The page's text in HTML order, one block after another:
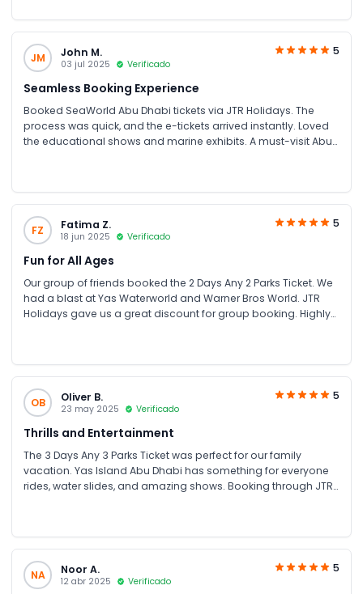
JM John M.
03 jul 2025 Verificado
5
Seamless Booking Experience
Booked SeaWorld Abu Dhabi tickets via JTR Holidays. The
process was quick, and the e-tickets arrived instantly. Loved
the educational shows and marine exhibits. A must-visit Abu
FZ Fatima Z.
18 jun 2025 Verificado
5
Fun for All Ages
Our group of friends booked the 2 Days Any 2 Parks Ticket. We
had a blast at Yas Waterworld and Warner Bros World. JTR
Holidays gave us a great discount for group booking. Highly
OB Oliver B.
23 may 2025 Verificado
5
Thrills and Entertainment
The 3 Days Any 3 Parks Ticket was perfect for our family
vacation. Yas Island Abu Dhabi has something for everyone
rides, water slides, and amazing shows. Booking through JTR
NA Noor A.
12 abr 2025 Verificado
5